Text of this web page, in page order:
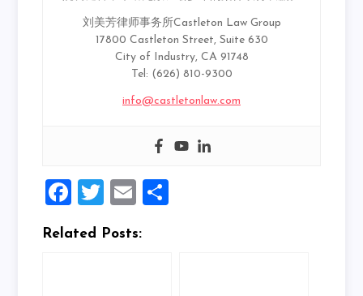
刘美芳律师事务所Castleton Law Group
17800 Castleton Street, Suite 630
City of Industry, CA 91748
Tel: (626) 810-9300
info@castletonlaw.com
Facebook
TwitterEmail
Related Posts: